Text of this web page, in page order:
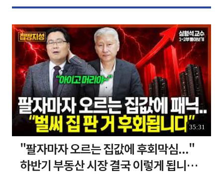
35:31
"팔자마자 오르는 집값에 후회막심..."
하반기 부동산 시장 결국 이렇게 됩니다 I